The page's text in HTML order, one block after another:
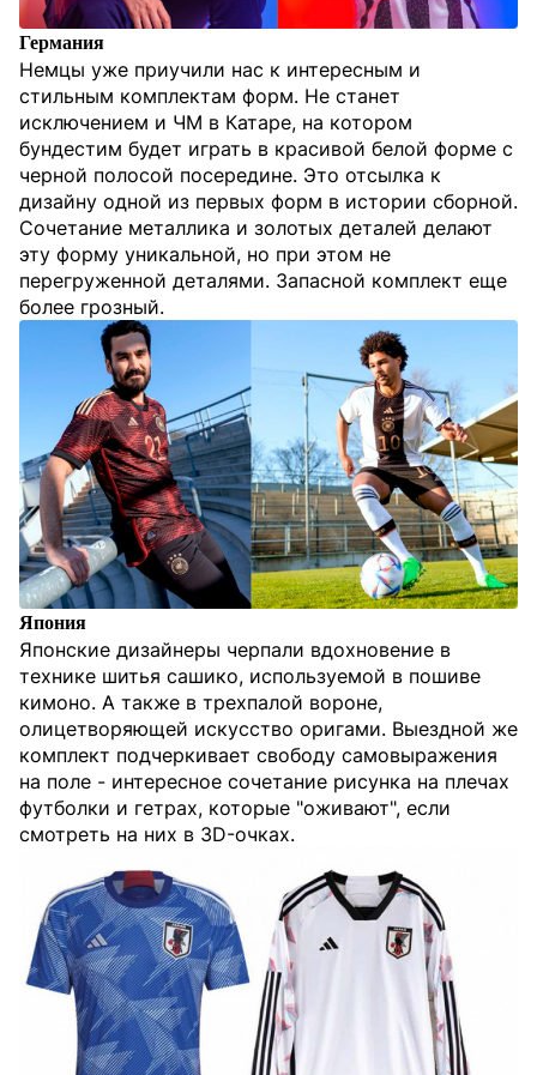
Германия
Немцы уже приучили нас к интересным и
стильным комплектам форм. Не станет
исключением и ЧМ в Катаре, на котором
бундестим будет играть в красивой белой форме с
черной полосой посередине. Это отсылка к
дизайну одной из первых форм в истории сборной.
Сочетание металлика и золотых деталей делают
эту форму уникальной, но при этом не
перегруженной деталями. Запасной комплект еще
более грозный.
Япония
Японские дизайнеры черпали вдохновение в
технике шитья сашико, используемой в пошиве
кимоно. А также в трехпалой вороне,
олицетворяющей искусство оригами. Выездной же
комплект подчеркивает свободу самовыражения
на поле - интересное сочетание рисунка на плечах
футболки и гетрах, которые "оживают", если
смотреть на них в 3D-очках.